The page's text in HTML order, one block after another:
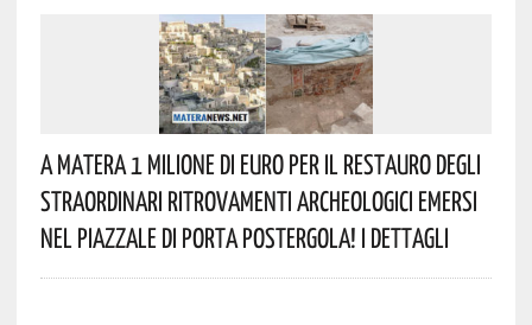
A Matera 1 Milione Di Euro Per Il Restauro Degli
Straordinari Ritrovamenti Archeologici Emersi
Nel Piazzale Di Porta Postergola! I Dettagli